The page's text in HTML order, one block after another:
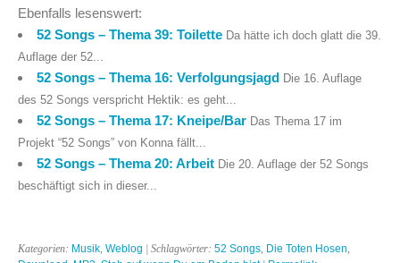
Ebenfalls lesenswert:
52 Songs – Thema 39: Toilette Da hätte ich doch glatt die 39.
Auflage der 52...
52 Songs – Thema 16: Verfolgungsjagd Die 16. Auflage
des 52 Songs verspricht Hektik: es geht...
52 Songs – Thema 17: Kneipe/Bar Das Thema 17 im
Projekt “52 Songs” von Konna fällt...
52 Songs – Thema 20: Arbeit Die 20. Auflage der 52 Songs
beschäftigt sich in dieser...
Kategorien: Musik, Weblog | Schlagwörter: 52 Songs, Die Toten Hosen,